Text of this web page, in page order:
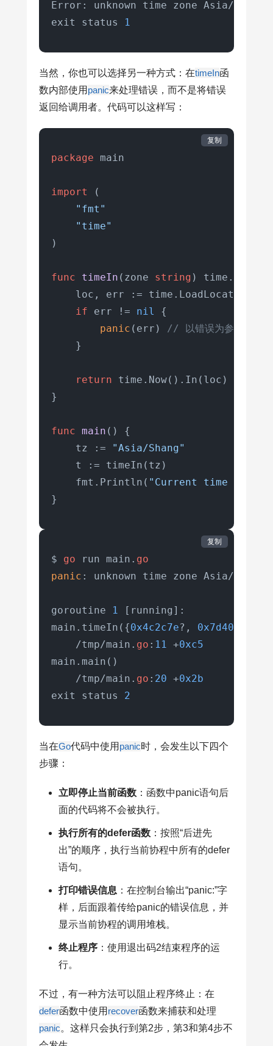
    fmt.Println(
Error: unknown time zone Asia/Shang
exit status
1
当然，你也可以选择另一种方式：在timeIn函
数内部使用 panic来处理错误，而不是将错误
返回给调用者。代码可以这样写：
package main
import
(
"fmt"
"time"
)
func timeIn (zone string )
time.Time {
loc, err :=
if err != nil
{
panic (err) // 以错误为参数调用
    }
return time.Now().In(loc)
}
func main ()
{
    tz :=
"Asia/Shang"
    t := timeIn(tz)
    fmt.Println(
"Current time in"
}
复制
$ go run main. go
panic : unknown time zone Asia/Shang
goroutine 1 [running]:
main.timeIn({0x4c2c7e?,
    /tmp/main.
go : 11 +0xc5
main.main()
    /tmp/main.
go : 20 +0x2b
exit status 2
复制
当在Go代码中使用 panic时，会发生以下四个
步骤：
立即停止当前函数：函数中panic语句后
面的代码将不会被执行。
执行所有的defer函数：按照“后进先
出”的顺序，执行当前协程中所有的defer
语句。
打印错误信息 ：在控制台输出“panic:”字
样，后面跟着传给panic的错误信息，并
显示当前协程的调用堆栈。
终止程序：使用退出码2结束程序的运
行。
不过，有一种方法可以阻止程序终止：在
defer函数中使用 recover函数来捕获和处理
panic。这样只会执行到第2步，第3和第4步不